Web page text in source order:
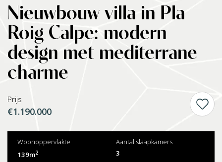
Nieuwbouw villa in Pla
Roig Calpe: modern
design met mediterrane
charme
Prijs
€1.190.000
Woonoppervlakte
139m2
Aantal slaapkamers
3